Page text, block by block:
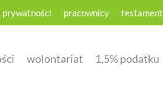
pracownicy testament
wolontariat 1,5% podatku